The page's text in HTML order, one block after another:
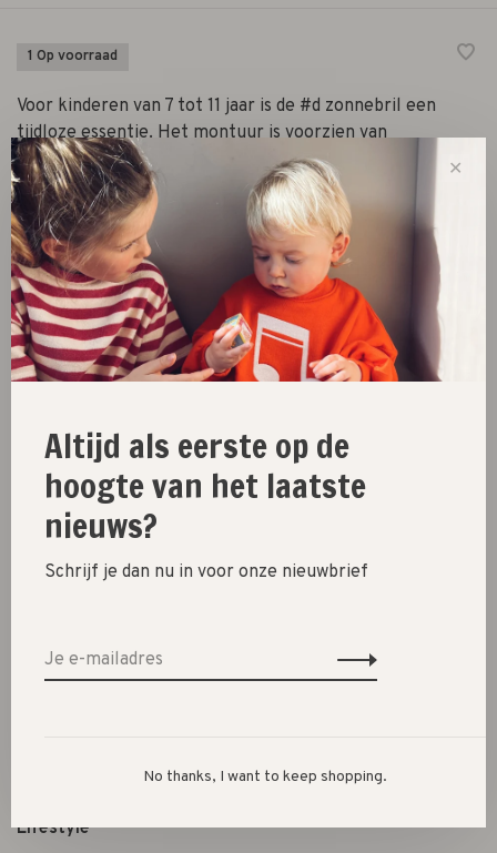
1 Op voorraad
Voor kinderen van 7 tot 11 jaar is de #d zonnebril een
tijdloze essentie. Het montuur is voorzien van
gepolariseerde lenzen voor maximale UV-bescherming.
Aantal: -
Toevoegen aan winkelwagen
Size guide
Deel dit product: Facebook Twitter Pinterest
SALE 60%
Lifestyle
✕
Altijd als eerste op de
hoogte van het laatste
nieuws?
Schrijf je dan nu in voor onze nieuwbrief
No thanks, I want to keep shopping.